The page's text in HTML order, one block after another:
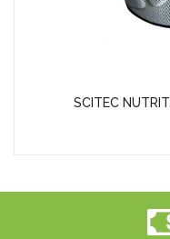
SCITEC